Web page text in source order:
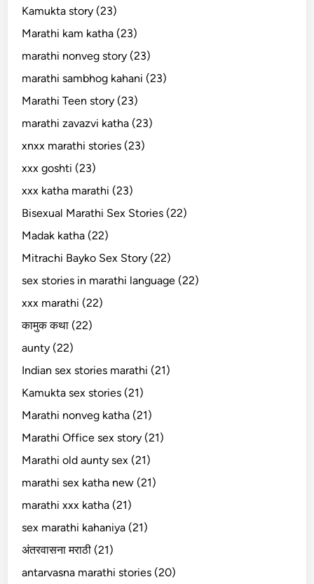
Kamukta story (23)
Marathi kam katha (23)
marathi nonveg story (23)
marathi sambhog kahani (23)
Marathi Teen story (23)
marathi zavazvi katha (23)
xnxx marathi stories (23)
xxx goshti (23)
xxx katha marathi (23)
Bisexual Marathi Sex Stories (22)
Madak katha (22)
Mitrachi Bayko Sex Story (22)
sex stories in marathi language (22)
xxx marathi (22)
कामुक कथा (22)
aunty (22)
Indian sex stories marathi (21)
Kamukta sex stories (21)
Marathi nonveg katha (21)
Marathi Office sex story (21)
Marathi old aunty sex (21)
marathi sex katha new (21)
marathi xxx katha (21)
sex marathi kahaniya (21)
अंतरवासना मराठी (21)
antarvasna marathi stories (20)